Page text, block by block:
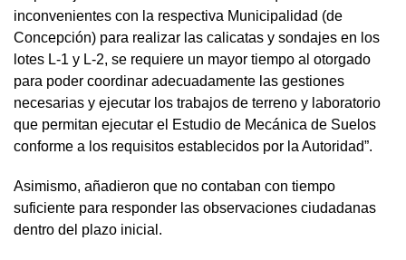
inconvenientes con la respectiva Municipalidad (de
Concepción) para realizar las calicatas y sondajes en los
lotes L-1 y L-2, se requiere un mayor tiempo al otorgado
para poder coordinar adecuadamente las gestiones
necesarias y ejecutar los trabajos de terreno y laboratorio
que permitan ejecutar el Estudio de Mecánica de Suelos
conforme a los requisitos establecidos por la Autoridad”.
Asimismo, añadieron que no contaban con tiempo
suficiente para responder las observaciones ciudadanas
dentro del plazo inicial.